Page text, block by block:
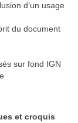
d’un usage
du document
sur fond IGN
et croquis